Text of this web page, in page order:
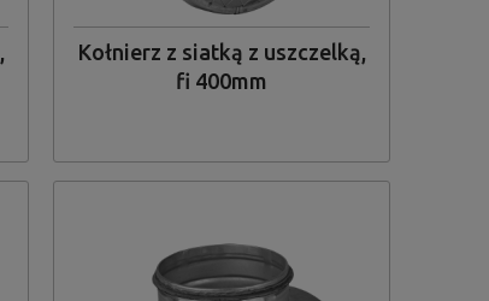
Kołnierz z siatką z uszczelką,
fi 400mm